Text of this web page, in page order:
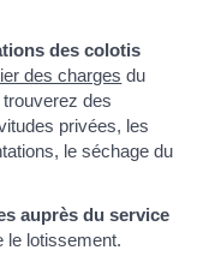
des colotis
des charges du
des
privées, les
le séchage du
auprès du service
le lotissement.